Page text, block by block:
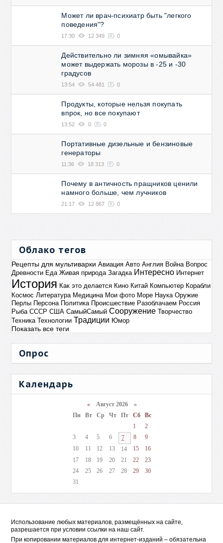
Может ли врач-психиатр быть "легкого
поведения"?
17:30 12 349 0
Действительно ли зимняя «омывайка»
может выдержать морозы в -25 и -30
градусов
13:54 54 481 0
Продукты, которые нельзя покупать
впрок, но все покупают
13:52 0 0
Портативные дизельные и бензиновые
генераторы
11:36 18 313 0
Почему в античность пращников ценили
намного больше, чем лучников
21:17 12 867 0
Облако тегов
Рецепты для мультиварки Авиация Авто Англия Война Вопрос
Древности Еда Живая природа Загадка Интересно Интернет
История Как это делается Кино Китай Компьютер Корабли
Космос Литература Медицина Мои фото Море Наука Оружие
Перлы Персона Политика Происшествие Разоблачаем Россия
Рыба СССР США СамыйСамый Сооружение Творчество
Техника Технологии Традиции Юмор
Показать все теги
Опрос
Календарь
«Август 2026 »
Пн
Вт Ср Чт Пт Сб
Вс
1
2
3
4 5 6 7 8
9
10
11 12 13 14 15
16
17
18 19 20 21 22
23
24
25 26 27 28 29
30
31
Использование любых материалов, размещённых на сайте,
разрешается при условии ссылки на наш сайт.
При копировании материалов для интернет-изданий – обязательна